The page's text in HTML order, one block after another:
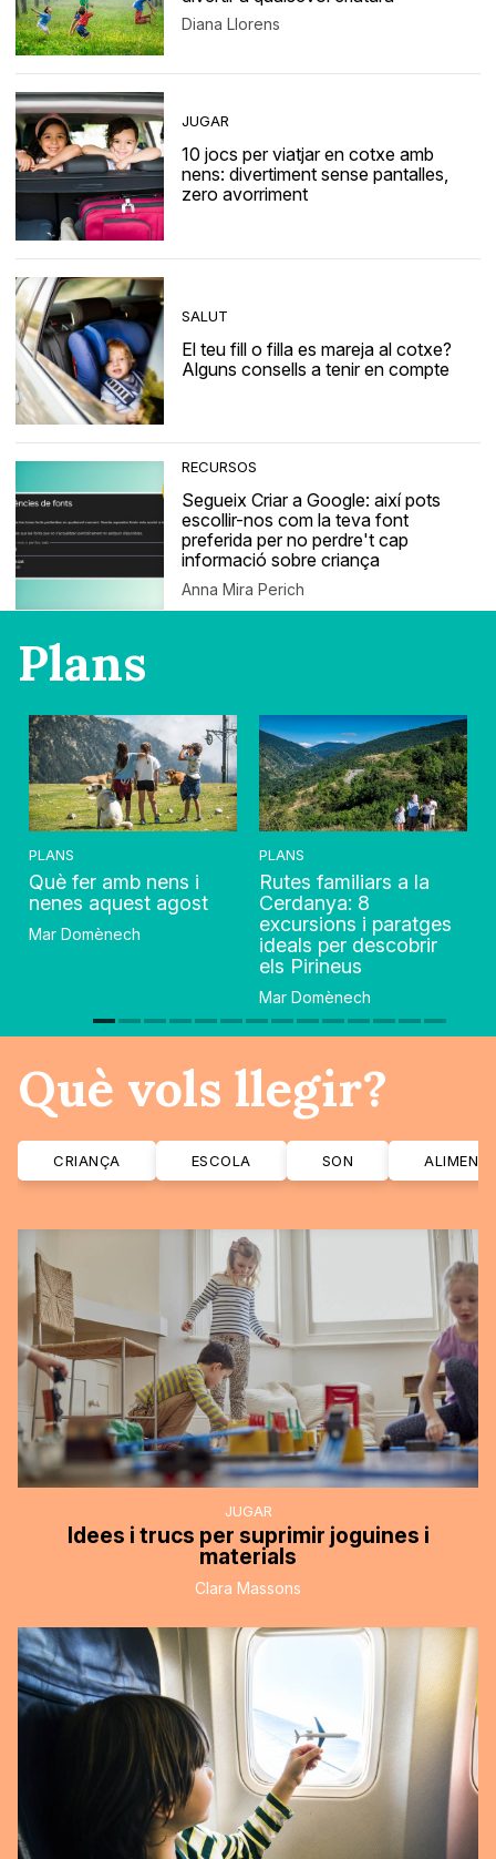
Diana Llorens
JUGAR
10 jocs per viatjar en cotxe amb
nens: divertiment sense pantalles,
zero avorriment
SALUT
El teu fill o filla es mareja al cotxe?
Alguns consells a tenir en compte
RECURSOS
Segueix Criar a Google: així pots
escollir-nos com la teva font
preferida per no perdre't cap
informació sobre criança
Anna Mira Perich
Plans
PLANS
Què fer amb nens i
nenes aquest agost
Mar Domènech
PLANS
Rutes familiars a la
Cerdanya: 8
excursions i paratges
ideals per descobrir
els Pirineus
Mar Domènech
Què vols llegir?
CRIANÇA ESCOLA SON
JUGAR
Idees i trucs per suprimir joguines i
materials
Clara Massons